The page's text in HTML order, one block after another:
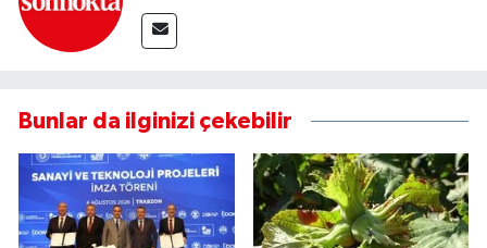
Bunlar da ilginizi çekebilir